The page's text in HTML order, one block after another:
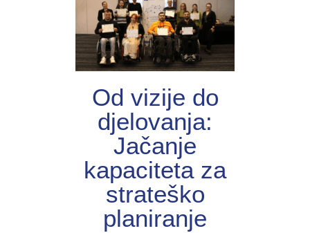
Od vizije do
djelovanja:
Jačanje
kapaciteta za
strateško
planiranje